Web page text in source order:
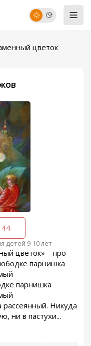
цветок
детей 9-10 лет
цветок» – про
парнишка
парнишка
Никуда
ни в пастухи...